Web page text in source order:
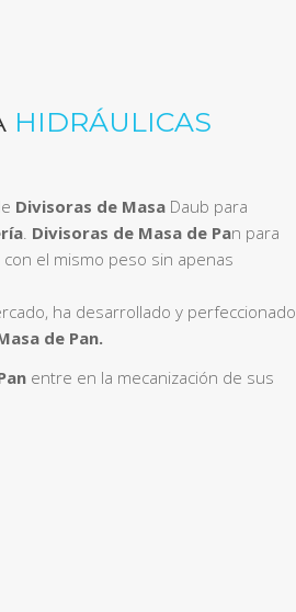
HIDRÁULICAS
Divisoras de Masa Daub para
. Divisoras de Masa de Pan para
el mismo peso sin apenas
ha desarrollado y perfeccionado
de Pan.
entre en la mecanización de sus